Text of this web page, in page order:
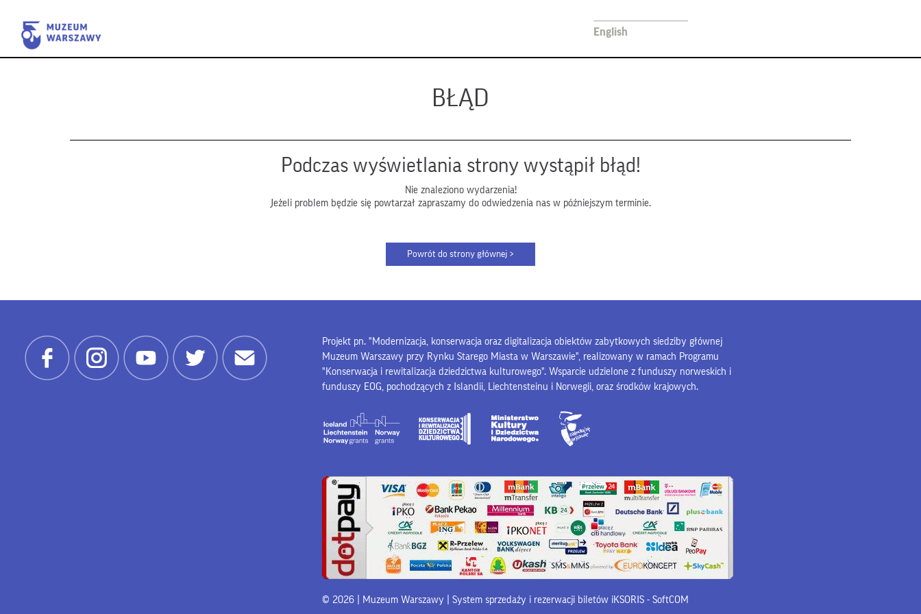
English
BŁĄD
Podczas wyświetlania strony wystąpił błąd!
Nie znaleziono wydarzenia!
Jeżeli problem będzie się powtarzał zapraszamy do odwiedzenia nas w późniejszym terminie.
Projekt pn. "Modernizacja, konserwacja oraz digitalizacja obiektów zabytkowych siedziby głównej
Muzeum Warszawy przy Rynku Starego Miasta w Warszawie", realizowany w ramach Programu
"Konserwacja i rewitalizacja dziedzictwa kulturowego". Wsparcie udzielone z funduszy norweskich i
funduszy EOG, pochodzących z Islandii, Liechtensteinu i Norwegii, oraz środków krajowych.
© 2026 | Muzeum Warszawy | System sprzedaży i rezerwacji biletów iKSORIS- SoftCOM